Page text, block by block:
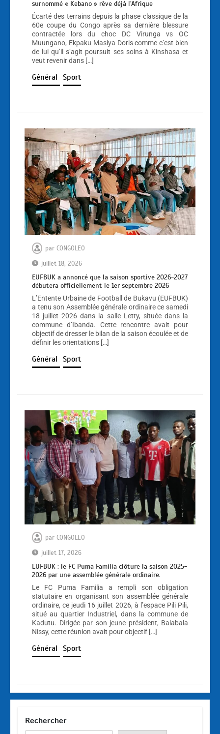
surnommé « Kebano » rêve déjà l’Afrique
Écarté des terrains depuis la phase classique de la
60e coupe du Congo après sa dernière blessure
contractée lors du choc DC Virunga vs OC
Muungano, Ekpaku Masiya Doris comme c’est bien
de lui qu’il s’agit poursuit ses soins à Kinshasa et
veut revenir dans […]
Général Sport
par CONGOLEO
juillet 18, 2026
EUFBUK a annoncé que la saison sportive 2026-2027
débutera officiellement le 1er septembre 2026
L’Entente Urbaine de Football de Bukavu (EUFBUK)
a tenu son Assemblée générale ordinaire ce samedi
18 juillet 2026 dans la salle Letty, située dans la
commune d’Ibanda. Cette rencontre avait pour
objectif de dresser le bilan de la saison écoulée et de
définir les orientations […]
Général Sport
par CONGOLEO
juillet 17, 2026
EUFBUK : le FC Puma Familia clôture la saison 2025-
2026 par une assemblée générale ordinaire.
Le FC Puma Familia a rempli son obligation
statutaire en organisant son assemblée générale
ordinaire, ce jeudi 16 juillet 2026, à l’espace Pili Pili,
situé au quartier Industriel, dans la commune de
Kadutu. Dirigée par son jeune président, Balabala
Nissy, cette réunion avait pour objectif […]
Général Sport
Rechercher